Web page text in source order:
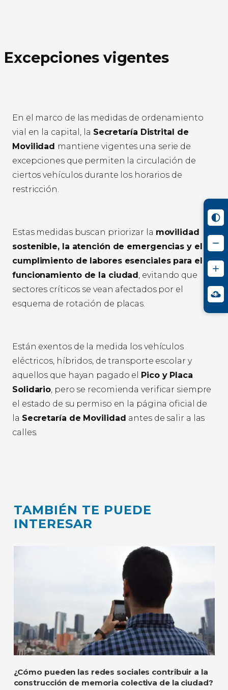
Excepciones vigentes
En el marco de las medidas de ordenamiento
vial en la capital, la Secretaría Distrital de
Movilidad mantiene vigentes una serie de
excepciones que permiten la circulación de
ciertos vehículos durante los horarios de
restricción.
Estas medidas buscan priorizar la movilidad
sostenible, la atención de emergencias y el
cumplimiento de labores esenciales para el
funcionamiento de la ciudad , evitando que
sectores críticos se vean afectados por el
esquema de rotación de placas.
Están exentos de la medida los vehículos
eléctricos, híbridos, de transporte escolar y
aquellos que hayan pagado el
Pico y Placa
Solidario, pero se recomienda verificar siempre
el estado de su permiso en la página oficial de
la Secretaría de Movilidad antes de salir a las
calles.
TAMBIÉN TE PUEDE
INTERESAR
¿Cómo pueden las redes sociales contribuir a la
construcción de memoria colectiva de la ciudad?